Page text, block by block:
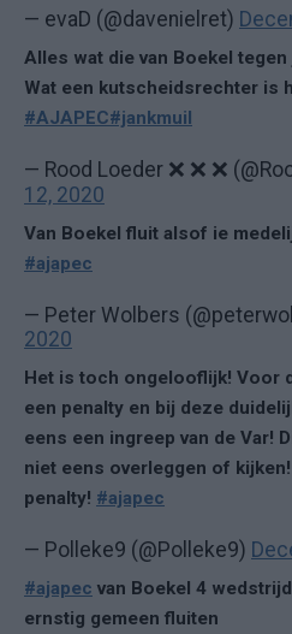
— evaD (@davenielret)
Alles wat die van Boekel
Wat een kutscheidsrechter is
#AJAPEC#jankmuil
— Rood Loeder ❌ ❌ ❌
12, 2020
Van Boekel fluit alsof ie
#ajapec
— Peter Wolbers
2020
Het is toch ongelooflijk! Voor
een penalty en bij deze
eens een ingreep van de Var!
niet eens overleggen of
penalty! #ajapec
— Polleke9 (@Polleke9)
#ajapec van Boekel 4
ernstig gemeen fluiten